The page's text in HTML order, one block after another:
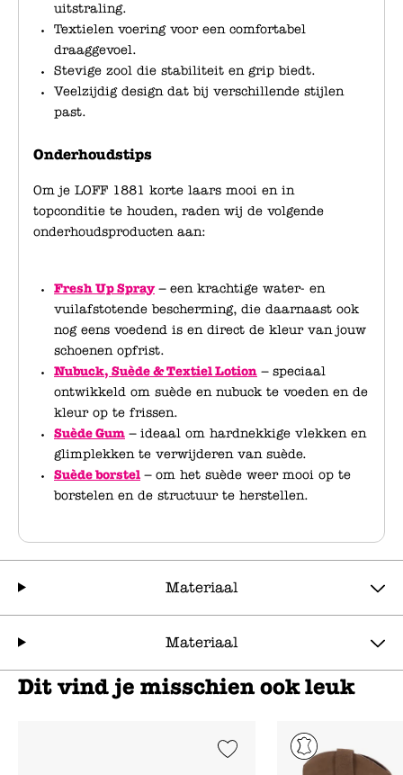
uitstraling.
Textielen voering voor een comfortabel
draaggevoel.
Stevige zool die stabiliteit en grip biedt.
Veelzijdig design dat bij verschillende stijlen
past.
Onderhoudstips
Om je LOFF 1881 korte laars mooi en in
topconditie te houden, raden wij de volgende
onderhoudsproducten aan:
Fresh Up Spray– een krachtige water- en
vuilafstotende bescherming, die daarnaast ook
nog eens voedend is en direct de kleur van jouw
schoenen opfrist.
Nubuck, Suède & Textiel Lotion – speciaal
ontwikkeld om suède en nubuck te voeden en de
kleur op te frissen.
Suède Gum – ideaal om hardnekkige vlekken en
glimplekken te verwijderen van suède.
Suède borstel – om het suède weer mooi op te
borstelen en de structuur te herstellen.
Materiaal
Materiaal
Dit vind je misschien ook leuk
Add to Wishlist